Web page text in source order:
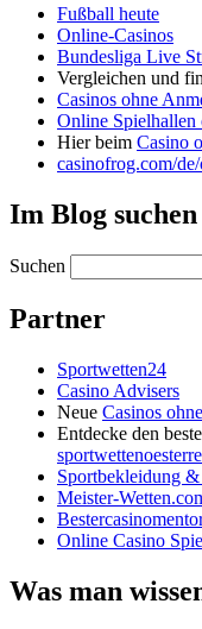
Fußball heute
Online-Casinos
Bundesliga Live
Vergleichen und
Casinos ohne
Online Spielhallen
Hier beim Casino
casinofrog.com/
Im Blog suchen
Suchen
Partner
Sportwetten24
Casino Advisers
Neue Casinos
Entdecke den
Sportbekleidung
Meister-
Online Casino
Was man